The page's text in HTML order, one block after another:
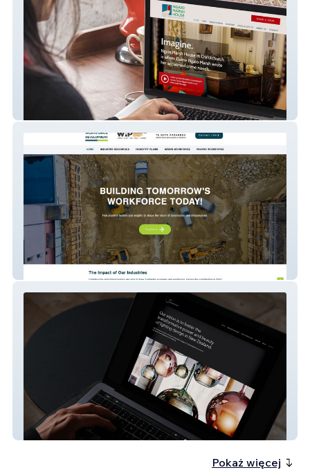
Ngaio Marsh House
light establishment
Pokaż więcej